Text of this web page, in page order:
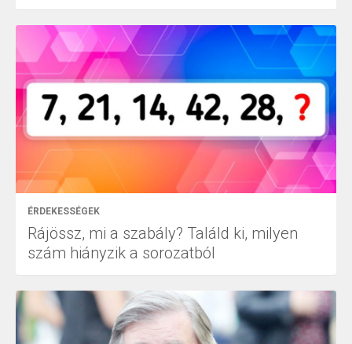
ÉRDEKESSÉGEK
Rájössz, mi a szabály? Találd ki, milyen
szám hiányzik a sorozatból